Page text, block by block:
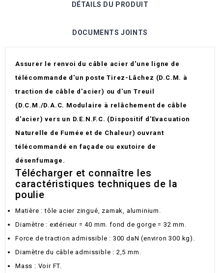
DÉTAILS DU PRODUIT
DOCUMENTS JOINTS
Assurer le renvoi du câble acier d'une ligne de
télécommande d'un poste Tirez-Lâchez (D.C.M. à
traction de câble d'acier) ou d'un Treuil
(D.C.M./D.A.C. Modulaire à relâchement de câble
d'acier) vers un D.E.N.F.C. (Dispositif d'Evacuation
Naturelle de Fumée et de Chaleur) ouvrant
télécommandé en façade ou exutoire de
désenfumage.
Télécharger et connaître les
caractéristiques techniques de la
poulie
Matière : tôle acier zingué, zamak, aluminium.
Diamètre : extérieur = 40 mm. fond de gorge = 32 mm.
Force de traction admissible : 300 daN (environ 300 kg).
Diamètre du câble admissible : 2,5 mm.
Mass : Voir FT.